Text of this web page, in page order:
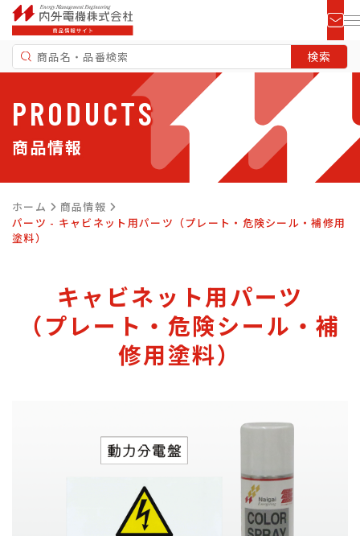
PRODUCTS
商品情報
ホーム
商品情報
パーツ - キャビネット用パーツ（プレート・危険シール・補修用
塗料）
キャビネット用パーツ
（プレート・危険シール・補
修用塗料）